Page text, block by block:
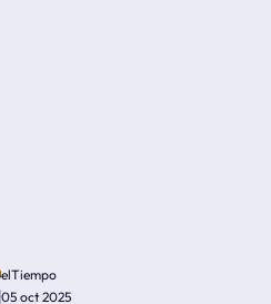
elTiempo
05 oct 2025